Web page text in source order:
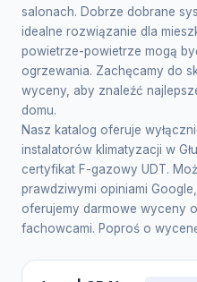
salonach. Dobrze dobrane
idealne rozwiązanie dla
powietrze-powietrze mogą
ogrzewania. Zachęcamy do
wyceny, aby znaleźć
domu.
Nasz katalog oferuje
instalatorów klimatyzacji w
certyfikat F-gazowy UDT.
prawdziwymi opiniami
oferujemy darmowe wyceny
fachowcami. Poproś o